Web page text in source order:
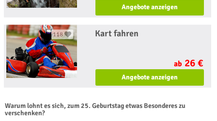
Angebote anzeigen
118 Kart fahren
ab 26 €
Angebote anzeigen
Warum lohnt es sich, zum 25. Geburtstag etwas Besonderes zu
verschenken?